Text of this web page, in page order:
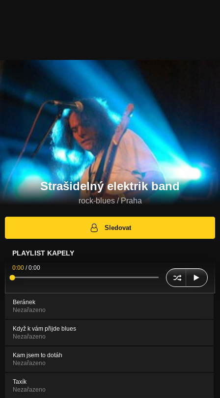
Strašidelný elektrik band
rock-blues / Praha
Sledovat
PLAYLIST KAPELY
0:00 /0:00
Beránek
Nezařazeno
Když k vám přijde blues
Nezařazeno
Kam jsem to dotáh
Nezařazeno
Taxík
Nezařazeno